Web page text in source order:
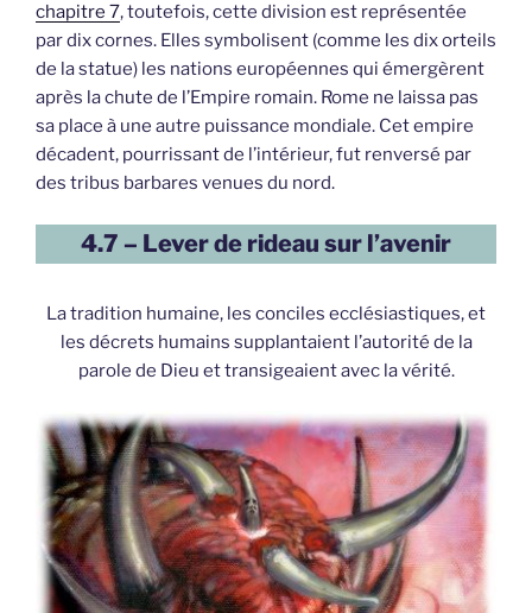
chapitre 7, toutefois, cette division est représentée
par dix cornes. Elles symbolisent (comme les dix orteils
de la statue) les nations européennes qui émergèrent
après la chute de l’Empire romain. Rome ne laissa pas
sa place à une autre puissance mondiale. Cet empire
décadent, pourrissant de l’intérieur, fut renversé par
des tribus barbares venues du nord.
4.7 – Lever de rideau sur l’avenir
La tradition humaine, les conciles ecclésiastiques, et
les décrets humains supplantaient l’autorité de la
parole de Dieu et transigeaient avec la vérité.